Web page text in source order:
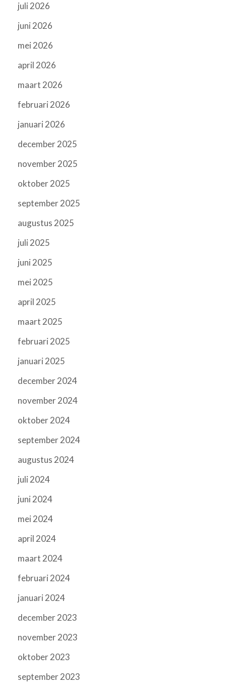
juli 2026
juni 2026
mei 2026
april 2026
maart 2026
februari 2026
januari 2026
december 2025
november 2025
oktober 2025
september 2025
augustus 2025
juli 2025
juni 2025
mei 2025
april 2025
maart 2025
februari 2025
januari 2025
december 2024
november 2024
oktober 2024
september 2024
augustus 2024
juli 2024
juni 2024
mei 2024
april 2024
maart 2024
februari 2024
januari 2024
december 2023
november 2023
oktober 2023
september 2023